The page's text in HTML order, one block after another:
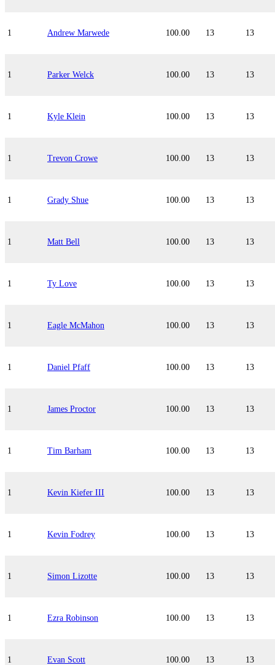
1 Andrew Marwede 100.00 13 13
1 Parker Welck 100.00 13 13
1 Kyle Klein 100.00 13 13
1 Trevon Crowe 100.00 13 13
1 Grady Shue 100.00 13 13
1 Matt Bell 100.00 13 13
1 Ty Love 100.00 13 13
1 Eagle McMahon 100.00 13 13
1 Daniel Pfaff 100.00 13 13
1 James Proctor 100.00 13 13
1 Tim Barham 100.00 13 13
1 Kevin Kiefer III 100.00 13 13
1 Kevin Fodrey 100.00 13 13
1 Simon Lizotte 100.00 13 13
1 Ezra Robinson 100.00 13 13
1 Evan Scott 100.00 13 13